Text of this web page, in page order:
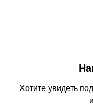
Хотите увидеть